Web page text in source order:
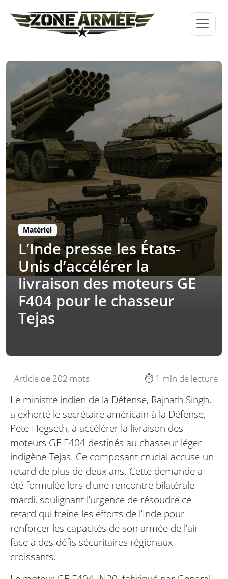
Matériel
L’Inde presse les États-
Unis d’accélérer la
livraison des moteurs GE
F404 pour le chasseur
Tejas
Article de 202 mots ⏱️ 1 min de lecture
Le ministre indien de la Défense, Rajnath Singh,
a exhorté le secrétaire américain à la Défense,
Pete Hegseth, à accélérer la livraison des
moteurs GE F404 destinés au chasseur léger
indigène Tejas. Ce composant crucial accuse un
retard de plus de deux ans. Cette demande a
été formulée lors d’une rencontre bilatérale
mardi, soulignant l’urgence de résoudre ce
retard qui freine les efforts de l’Inde pour
renforcer les capacités de son armée de l’air
face à des défis sécuritaires régionaux
croissants.